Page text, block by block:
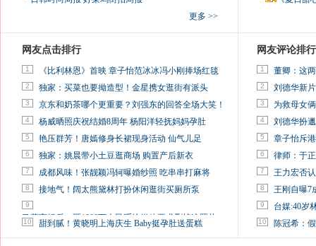
更多 >>
网友点击排行
1 《比利林恩》首映 章子怡范冰冰冯小刚捧场红毯
2 独家：买菜也要拗造型！金星携女逛街有派头
3 京东和奶茶哪个更重要？刘强东的回答全场大笑！
4 杨威晒照庆祝结婚8周年 杨阳洋轻抚妈妈孕肚
5 艳压群芳！唐嫣修身长裙现身活动 仙气儿足
6 独家：姚晨带小土豆逛商场 购置产后新衣
7 成都风味！张靓颖冯轲曝婚纱照 吃串串打麻将
8 接地气！阔太熊黛林打扮休闲逛街买厕所泵
9
马蓉离婚后，砸1000万人民币给媒体要求删掉这照片
10 甜到腻！黄晓明上海庆生 Baby挺孕肚送蛋糕
网友评论排行
1 董卿：这
2 刘德华新
3 为救母女
4 刘德华扮
5 章子怡斥
6 律师：于
7 王力宏否
8 王刚自曝7
9 台媒:40岁
10 陈冠希：